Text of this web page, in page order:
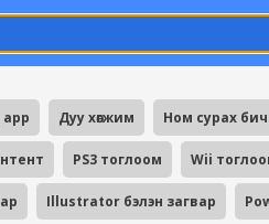
Дуу хөгжим Ном сурах
PS3 тоглоом Wii
Illustrator бэлэн загвар